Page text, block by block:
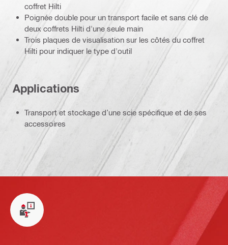
coffret Hilti
Poignée double pour un transport facile et sans clé de
deux coffrets Hilti d'une seule main
Trois plaques de visualisation sur les côtés du coffret
Hilti pour indiquer le type d'outil
Applications
Transport et stockage d’une scie spécifique et de ses
accessoires